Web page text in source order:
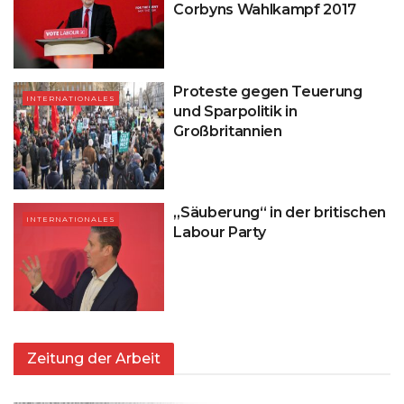
Corbyns Wahlkampf 2017
INTERNATIONALES
Proteste gegen Teuerung
und Sparpolitik in
Großbritannien
INTERNATIONALES
„Säuberung“ in der britischen
Labour Party
Zeitung der Arbeit